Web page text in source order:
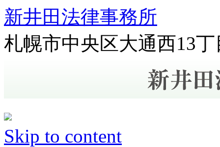
新井田法律事務所
札幌市中央区大通西13丁
Skip to content